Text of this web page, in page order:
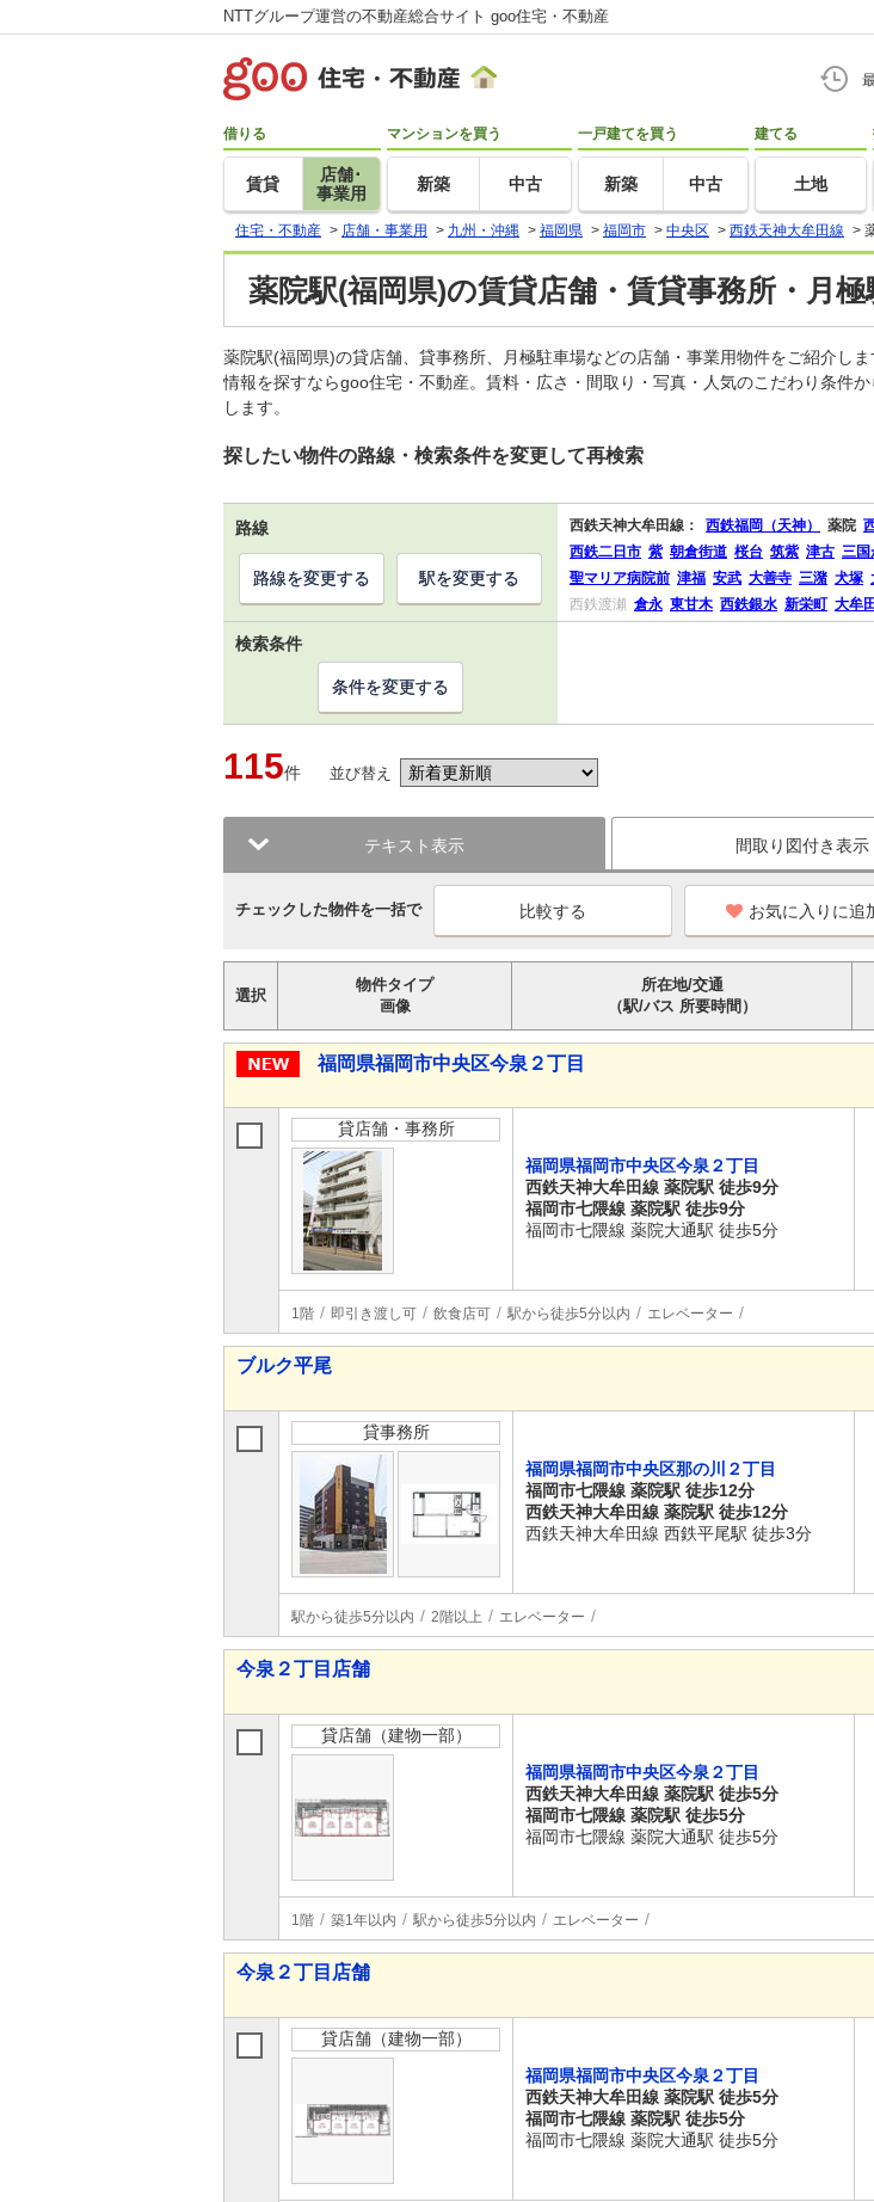
NTTグループ運営の不動産総合サイト goo住宅・不動産
借りる
賃貸
店舗･
事業用
マンションを買う
新築 中古
一戸建てを買う
新築 中古
建てる
土地
住宅・不動産 > 店舗・事業用 > 九州・沖縄 > 福岡県 > 福岡市 > 中央区 > 西鉄天神大牟田線 >
薬院駅(福岡県)の賃貸店舗・賃貸事務所・月
薬院駅(福岡県)の貸店舗、貸事務所、月極駐車場などの店舗・事業用物件をご紹介し
情報を探すならgoo住宅・不動産。賃料・広さ・間取り・写真・人気のこだわり条件
します。
探したい物件の路線・検索条件を変更して再検索
路線 西鉄天神大牟田線： 西鉄福岡（天神） 薬院
西鉄二日市 紫 朝倉街道 桜台 筑紫 津古 三国
聖マリア病院前 津福 安武 大善寺 三潴 犬塚
西鉄渡瀬 倉永 東甘木 西鉄銀水 新栄町 大牟田
路線を変更する 駅を変更する
検索条件
条件を変更する
115件 並び替え
テキスト表示 間取り図付き表示
チェックした物件を一括で お気に入りに追
選択
物件タイプ
画像
所在地/交通
（駅/バス 所要時間）
福岡県福岡市中央区今泉２丁目
貸店舗・事務所
福岡県福岡市中央区今泉２丁目
西鉄天神大牟田線 薬院駅 徒歩9分
福岡市七隈線 薬院駅 徒歩9分
福岡市七隈線 薬院大通駅 徒歩5分
1階 即引き渡し可 飲食店可 駅から徒歩5分以内 エレベーター
ブルク平尾
貸事務所
福岡県福岡市中央区那の川２丁目
福岡市七隈線 薬院駅 徒歩12分
西鉄天神大牟田線 薬院駅 徒歩12分
西鉄天神大牟田線 西鉄平尾駅 徒歩3分
駅から徒歩5分以内 2階以上 エレベーター
今泉２丁目店舗
貸店舗（建物一部）
福岡県福岡市中央区今泉２丁目
西鉄天神大牟田線 薬院駅 徒歩5分
福岡市七隈線 薬院駅 徒歩5分
福岡市七隈線 薬院大通駅 徒歩5分
1階 築1年以内 駅から徒歩5分以内 エレベーター
今泉２丁目店舗
貸店舗（建物一部）
福岡県福岡市中央区今泉２丁目
西鉄天神大牟田線 薬院駅 徒歩5分
福岡市七隈線 薬院駅 徒歩5分
福岡市七隈線 薬院大通駅 徒歩5分